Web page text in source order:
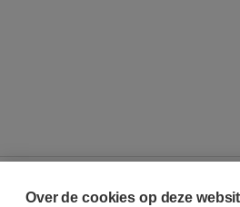
Over de cookies op deze